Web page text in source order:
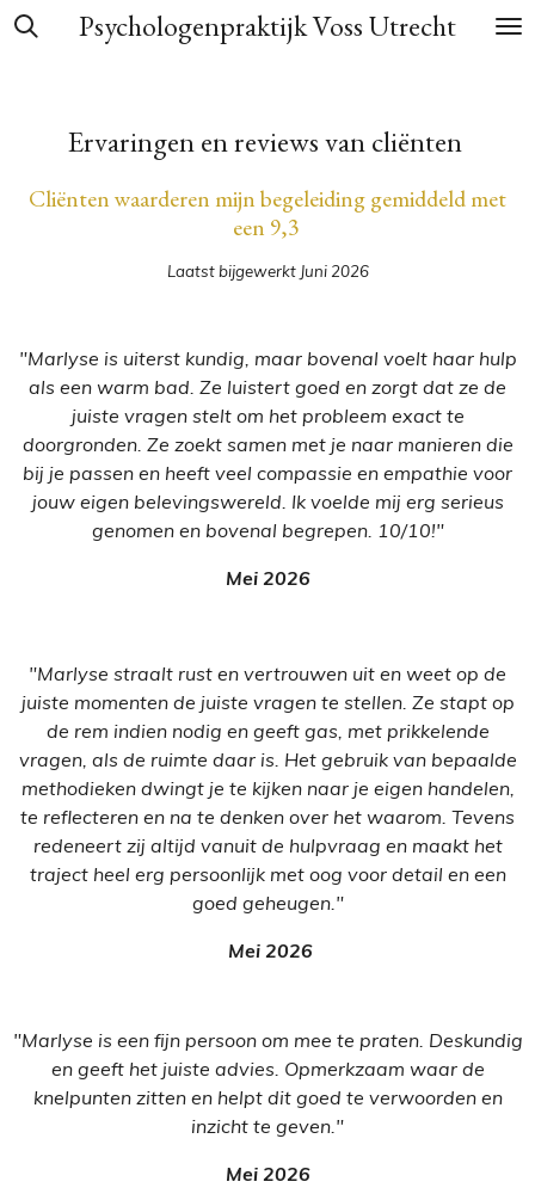
Ga
hoofdinhoud
Psychologenpraktijk Voss Utrecht
Ervaringen en reviews van cliënten
Cliënten waarderen mijn begeleiding gemiddeld met
een 9,3
Laatst bijgewerkt Juni 2026
"Marlyse is uiterst kundig, maar bovenal voelt haar hulp
als een warm bad. Ze luistert goed en zorgt dat ze de
juiste vragen stelt om het probleem exact te
doorgronden. Ze zoekt samen met je naar manieren die
bij je passen en heeft veel compassie en empathie voor
jouw eigen belevingswereld. Ik voelde mij erg serieus
genomen en bovenal begrepen. 10/10!"
Mei 2026
"Marlyse straalt rust en vertrouwen uit en weet op de
juiste momenten de juiste vragen te stellen. Ze stapt op
de rem indien nodig en geeft gas, met prikkelende
vragen, als de ruimte daar is. Het gebruik van bepaalde
methodieken dwingt je te kijken naar je eigen handelen,
te reflecteren en na te denken over het waarom. Tevens
redeneert zij altijd vanuit de hulpvraag en maakt het
traject heel erg persoonlijk met oog voor detail en een
goed geheugen."
Mei 2026
"Marlyse is een fijn persoon om mee te praten. Deskundig
en geeft het juiste advies. Opmerkzaam waar de
knelpunten zitten en helpt dit goed te verwoorden en
inzicht te geven."
Mei 2026